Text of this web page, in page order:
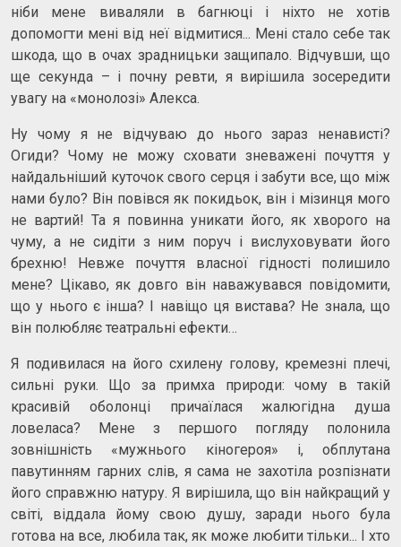
ніби мене виваляли в багнюці і ніхто не хотів
допомогти мені від неї відмитися... Мені стало себе так
шкода, що в очах зрадницьки защипало. Відчувши, що
ще секунда – і почну ревти, я вирішила зосередити
увагу на «монолозі» Алекса.
Ну чому я не відчуваю до нього зараз ненависті?
Огиди? Чому не можу сховати зневажені почуття у
найдальніший куточок свого серця і забути все, що між
нами було? Він повівся як покидьок, він і мізинця мого
не вартий! Та я повинна уникати його, як хворого на
чуму, а не сидіти з ним поруч і вислуховувати його
брехню! Невже почуття власної гідності полишило
мене? Цікаво, як довго він наважувався повідомити,
що у нього є інша? І навіщо ця вистава? Не знала, що
він полюбляє театральні ефекти…
Я подивилася на його схилену голову, кремезні плечі,
сильні руки. Що за примха природи: чому в такій
красивій оболонці причаїлася жалюгідна душа
ловеласа? Мене з першого погляду полонила
зовнішність «мужнього кіногероя» і, обплутана
павутинням гарних слів, я сама не захотіла розпізнати
його справжню натуру. Я вирішила, що він найкращий у
світі, віддала йому свою душу, заради нього була
готова на все, любила так, як може любити тільки... І хто